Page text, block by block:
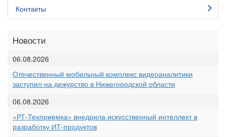
Контакты
Новости
06.08.2026
Отечественный мобильный комплекс видеоаналитики
заступил на дежурство в Нижегородской области
06.08.2026
«РТ-Техприемка» внедрила искусственный интеллект в
разработку ИТ-продуктов